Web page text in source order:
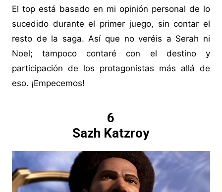
El top está basado en mi opinión personal de lo
sucedido durante el primer juego, sin contar el
resto de la saga. Así que no veréis a Serah ni
Noel; tampoco contaré con el destino y
participación de los protagonistas más allá de
eso. ¡Empecemos!
6
Sazh Katzroy